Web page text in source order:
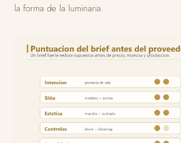
la forma de la luminaria.